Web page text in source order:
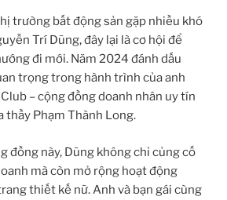
trường bất động sản gặp nhiều khó
Trí Dũng, đây lại là cơ hội để
đi mới. Năm 2024 đánh dấu
trọng trong hành trình của anh
– cộng đồng doanh nhân uy tín
thầy Phạm Thành Long.
đồng này, Dũng không chỉ củng cố
mà còn mở rộng hoạt động
thiết kế nữ. Anh và bạn gái cùng